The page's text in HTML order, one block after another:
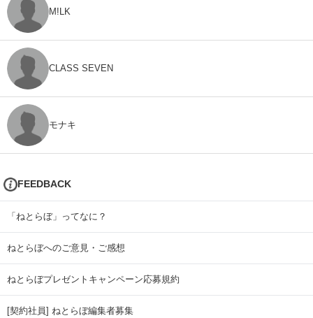
M!LK
CLASS SEVEN
モナキ
FEEDBACK
「ねとらぼ」ってなに？
ねとらぼへのご意見・ご感想
ねとらぼプレゼントキャンペーン応募規約
[契約社員] ねとらぼ編集者募集